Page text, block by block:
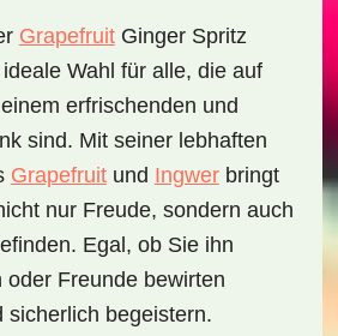
GrapefruitGinger Spritz
Wahl für alle, die auf
erfrischenden und
sind. Mit seiner lebhaften
Grapefruitund Ingwerbringt
nur Freude, sondern auch
Egal, ob Sie ihn
Freunde bewirten
sicherlich begeistern.